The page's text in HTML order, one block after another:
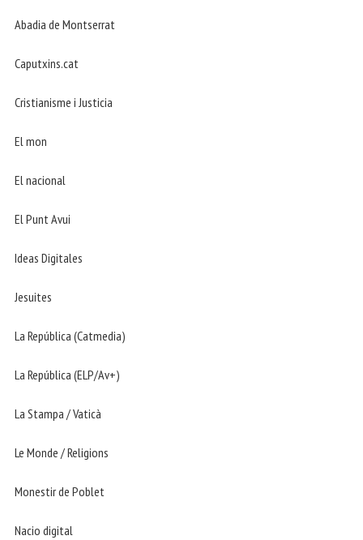
Abadia de Montserrat
Caputxins.cat
Cristianisme i Justicia
El mon
El nacional
El Punt Avui
Ideas Digitales
Jesuites
La República (Catmedia)
La República (ELP/Av+)
La Stampa / Vaticà
Le Monde / Religions
Monestir de Poblet
Nacio digital